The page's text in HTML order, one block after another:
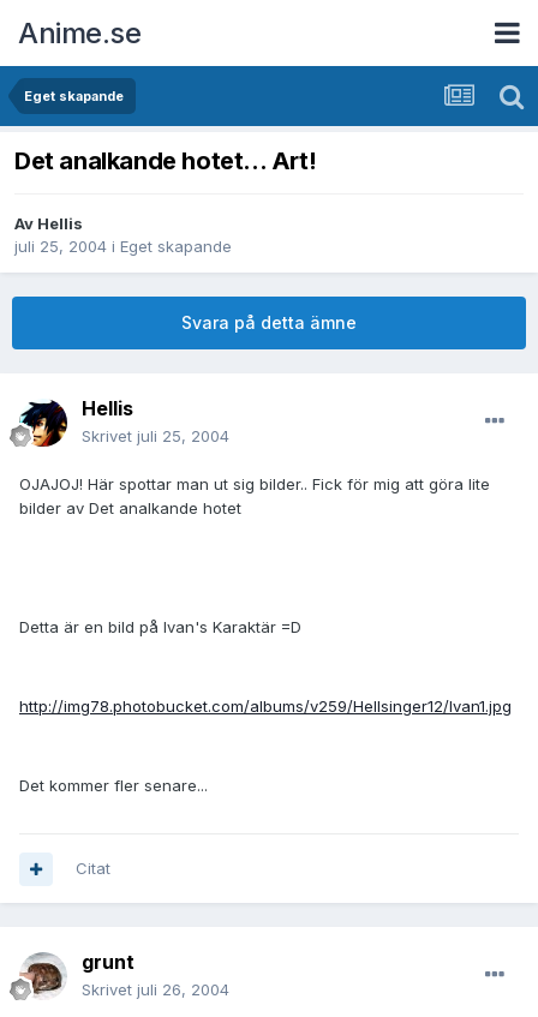
Anime.se
Eget skapande
Det analkande hotet... Art!
Av Hellis
juli 25, 2004 i Eget skapande
Svara på detta ämne
Hellis
Skrivet juli 25, 2004
OJAJOJ! Här spottar man ut sig bilder.. Fick för mig att göra lite
bilder av Det analkande hotet
Detta är en bild på Ivan's Karaktär =D
http://img78.photobucket.com/albums/v259/Hellsinger12/Ivan1.jpg
Det kommer fler senare...
Citat
grunt
Skrivet juli 26, 2004